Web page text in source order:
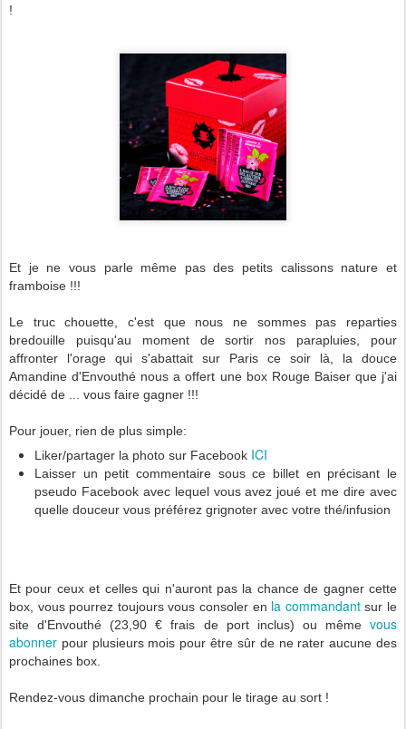
!
Et je ne vous parle même pas des petits calissons nature et
framboise !!!
Le truc chouette, c'est que nous ne sommes pas reparties
bredouille puisqu'au moment de sortir nos parapluies, pour
affronter l'orage qui s'abattait sur Paris ce soir là, la douce
Amandine d'Envouthé nous a offert une box Rouge Baiser que j'ai
décidé de ... vous faire gagner !!!
Pour jouer, rien de plus simple:
Liker/partager la photo sur Facebook ICI
Laisser un petit commentaire sous ce billet en précisant le
pseudo Facebook avec lequel vous avez joué et me dire avec
quelle douceur vous préférez grignoter avec votre thé/infusion
Et pour ceux et celles qui n'auront pas la chance de gagner cette
box, vous pourrez toujours vous consoler en la commandantsur le
site d'Envouthé (23,90 € frais de port inclus) ou même vous
abonner pour plusieurs mois pour être sûr de ne rater aucune des
prochaines box.
Rendez-vous dimanche prochain pour le tirage au sort !